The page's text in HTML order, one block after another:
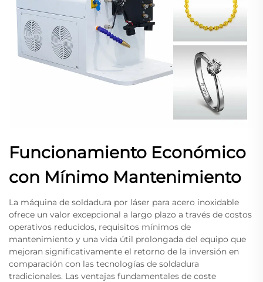
Funcionamiento Económico
con Mínimo Mantenimiento
La máquina de soldadura por láser para acero inoxidable
ofrece un valor excepcional a largo plazo a través de costos
operativos reducidos, requisitos mínimos de
mantenimiento y una vida útil prolongada del equipo que
mejoran significativamente el retorno de la inversión en
comparación con las tecnologías de soldadura
tradicionales. Las ventajas fundamentales de coste